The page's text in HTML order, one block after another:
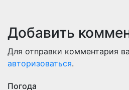
Добавить
Для отправки комментария
авторизоваться.
Погода